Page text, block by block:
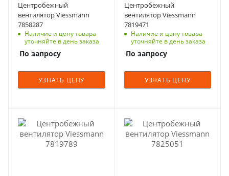
Центробежный
вентилятор Viessmann
7858287
Наличие и цену товара
уточняйте в день заказа
По запросу
УЗНАТЬ ЦЕНУ
Центробежный
вентилятор Viessmann
7819471
Наличие и цену товара
уточняйте в день заказа
По запросу
УЗНАТЬ ЦЕНУ